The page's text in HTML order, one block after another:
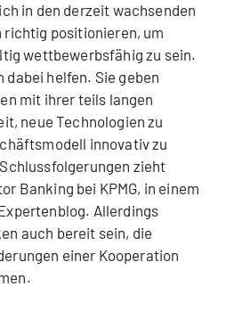
in den derzeit wachsenden
richtig positionieren, um
wettbewerbsfähig zu sein.
dabei helfen. Sie geben
mit ihrer teils langen
neue Technologien zu
innovativ zu
zieht
Banking bei KPMG, in einem
Allerdings
auch bereit sein, die
einer Kooperation